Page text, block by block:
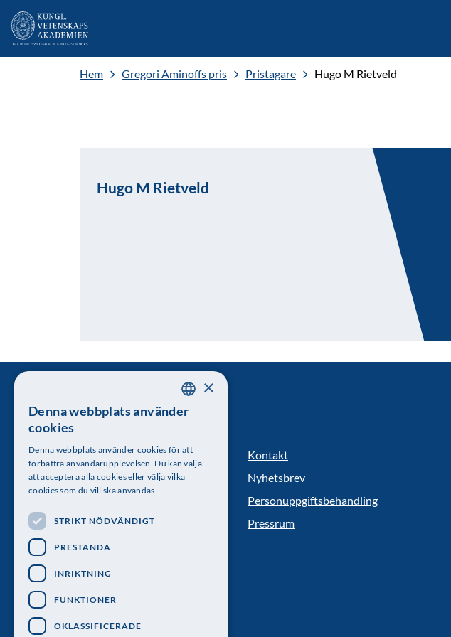
Hem Gregori Aminoffs pris Pristagare Hugo M Rietveld
Hugo M Rietveld
Kungl. Vetenskapsakademien
Besöksadress: Lilla Frescativägen 4A
Telefon: 08-673 95 00
Kontakt
Nyhetsbrev
Personuppgiftsbehandling
Pressrum
SWEDISH
×
Denna webbplats använder
cookies
Denna webbplats använder cookies för att
förbättra användarupplevelsen. Du kan välja
att acceptera alla cookies eller välja vilka
cookies som du vill ska användas.
STRIKT NÖDVÄNDIGT
PRESTANDA
INRIKTNING
FUNKTIONER
OKLASSIFICERADE